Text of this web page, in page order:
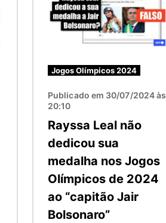
Jogos Olímpicos 2024
Publicado em 30/07/2024 às
20:10
Rayssa Leal não
dedicou sua
medalha nos Jogos
Olímpicos de 2024
ao “capitão Jair
Bolsonaro”